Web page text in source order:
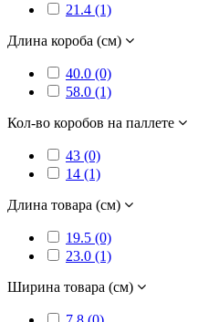
21.4 (1)
Длина короба (см)
40.0 (0)
58.0 (1)
Кол-во коробов на паллете
43 (0)
14 (1)
Длина товара (см)
19.5 (0)
23.0 (1)
Ширина товара (см)